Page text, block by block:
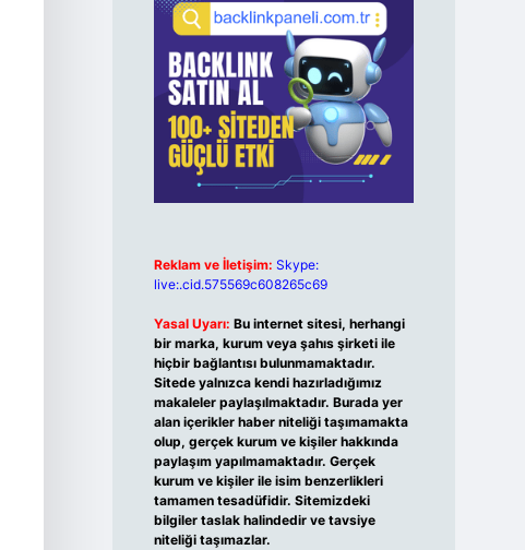
Reklam ve İletişim: Skype:
live:.cid.575569c608265c69
Yasal Uyarı: Bu internet sitesi, herhangi
bir marka, kurum veya şahıs şirketi ile
hiçbir bağlantısı bulunmamaktadır.
Sitede yalnızca kendi hazırladığımız
makaleler paylaşılmaktadır. Burada yer
alan içerikler haber niteliği taşımamakta
olup, gerçek kurum ve kişiler hakkında
paylaşım yapılmamaktadır. Gerçek
kurum ve kişiler ile isim benzerlikleri
tamamen tesadüfidir. Sitemizdeki
bilgiler taslak halindedir ve tavsiye
niteliği taşımazlar.